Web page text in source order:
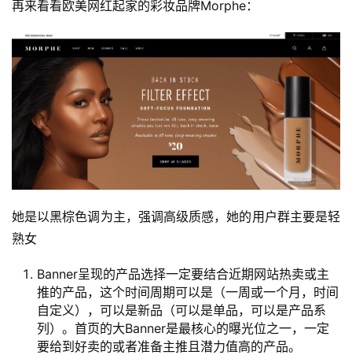
拆
解
操
盘
手
C
u
b
干
货
精
再来看看欧美网红起家的彩妆品牌Morphe：
她是以黑棕色调为主，强调高级质感，她的用户群主要是轻
熟女
Banner呈现的产品选择一定要结合近期网站热卖或主
推的产品，这个时间周期可以是（一周或一个月，时间
自定义），可以是新品（可以是单品，可以是产品系
列）。首页的大Banner是最核心的曝光位之一，一定
要给到好卖的或者准备主推且潜力值高的产品。